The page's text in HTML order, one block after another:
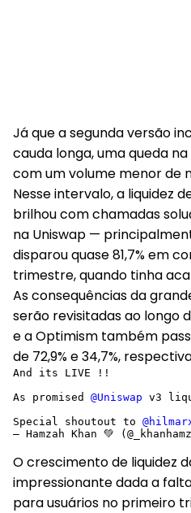
Já que a segunda versão
cauda longa, uma queda
com um volume menor de
Nesse intervalo, a liquidez
brilhou com chamadas
na Uniswap —
disparou quase 81,7% em
trimestre, quando tinha
As consequências da
serão revisitadas ao longo
e a Optimism também
de 72,9% e 34,7%,
And its LIVE !!
As promised @Uniswap v3
Special shoutout to
— Hamzah Khan 💚
O crescimento de liquidez
impressionante dada a
para usuários no primeiro